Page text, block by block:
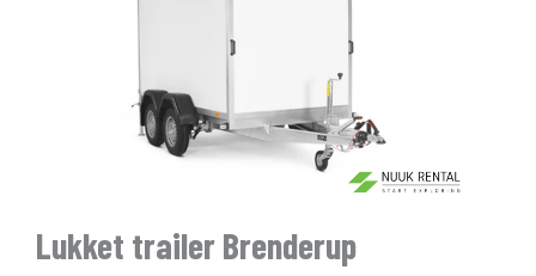
Lukket trailer Brenderup